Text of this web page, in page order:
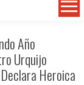
Año
Urquijo
Heroica